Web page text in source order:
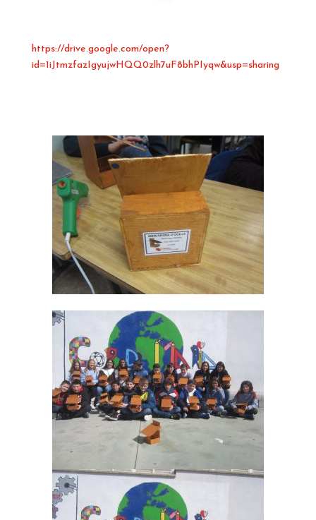
https://drive.google.com/open?
id=1iJtmzfazIgyujwHQQ0zlh7uF8bhPIyqw&usp=sharing